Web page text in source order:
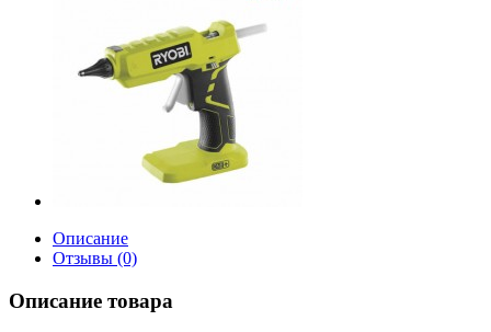
Описание
Отзывы (0)
Описание товара